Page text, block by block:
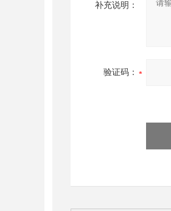
补充说明：
验证码：